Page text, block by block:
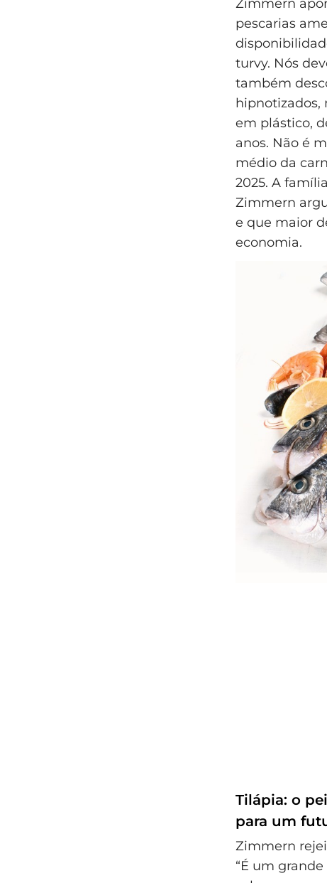
Zimmern
pescarias
turvy. Nós
também
hipnotizados,
em plástico,
anos. Não é
médio da
2025. A
Zimmern
e que maior
economia.
Tilápia: o
para um
Zimmern
“É um